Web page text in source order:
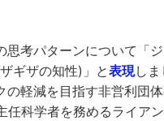
思考パターンについて「
ギザの知性)」と表現しま
の軽減を目指す非営利団
任科学者を務めるライア